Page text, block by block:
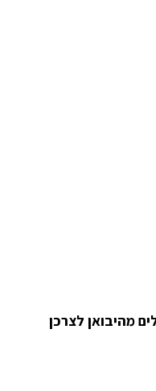
מהיבואן לצרכן